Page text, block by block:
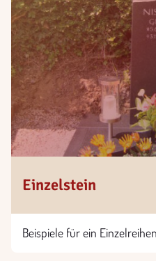
Einzelstein
Beispiele für ein